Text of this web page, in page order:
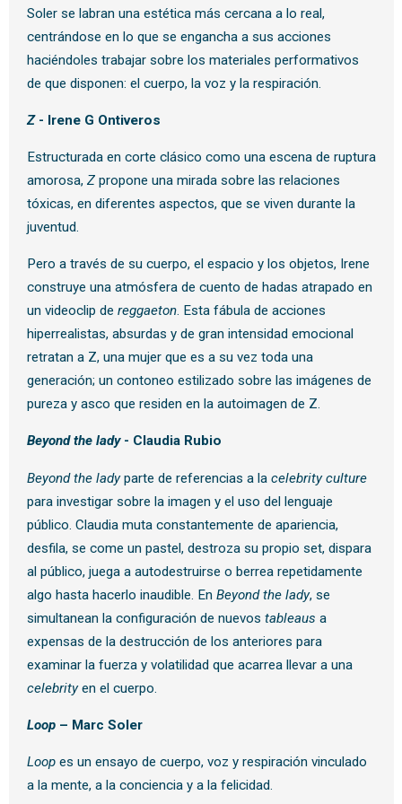
Soler se labran una estética más cercana a lo real,
centrándose en lo que se engancha a sus acciones
haciéndoles trabajar sobre los materiales performativos
de que disponen: el cuerpo, la voz y la respiración.
Z - Irene G Ontiveros
Estructurada en corte clásico como una escena de ruptura
amorosa, Zpropone una mirada sobre las relaciones
tóxicas, en diferentes aspectos, que se viven durante la
juventud.
Pero a través de su cuerpo, el espacio y los objetos, Irene
construye una atmósfera de cuento de hadas atrapado en
un videoclip de reggaeton. Esta fábula de acciones
hiperrealistas, absurdas y de gran intensidad emocional
retratan a Z, una mujer que es a su vez toda una
generación; un contoneo estilizado sobre las imágenes de
pureza y asco que residen en la autoimagen de Z.
Beyond the lady - Claudia Rubio
Beyond the ladyparte de referencias a la celebrity culture
para investigar sobre la imagen y el uso del lenguaje
público. Claudia muta constantemente de apariencia,
desfila, se come un pastel, destroza su propio set, dispara
al público, juega a autodestruirse o berrea repetidamente
algo hasta hacerlo inaudible. En Beyond the lady, se
simultanean la configuración de nuevos tableaus a
expensas de la destrucción de los anteriores para
examinar la fuerza y volatilidad que acarrea llevar a una
celebrityen el cuerpo.
Loop– Marc Soler
Loopes un ensayo de cuerpo, voz y respiración vinculado
a la mente, a la conciencia y a la felicidad.